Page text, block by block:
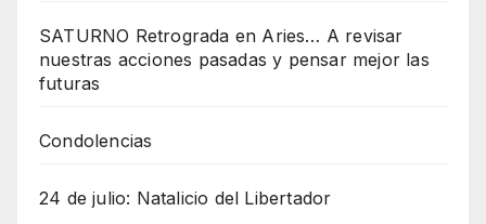
SATURNO Retrograda en Aries… A revisar
nuestras acciones pasadas y pensar mejor las
futuras
Condolencias
24 de julio: Natalicio del Libertador